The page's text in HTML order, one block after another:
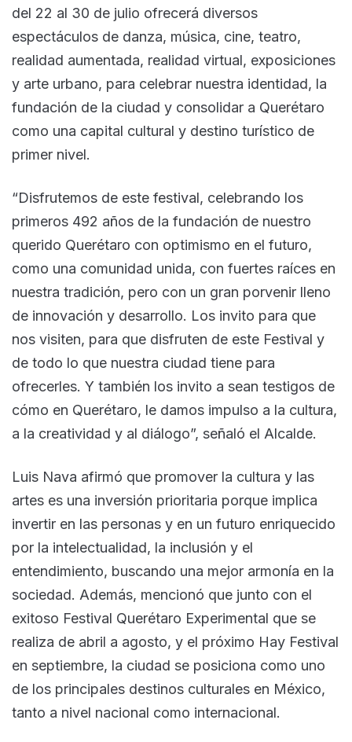
del 22 al 30 de julio ofrecerá diversos
espectáculos de danza, música, cine, teatro,
realidad aumentada, realidad virtual, exposiciones
y arte urbano, para celebrar nuestra identidad, la
fundación de la ciudad y consolidar a Querétaro
como una capital cultural y destino turístico de
primer nivel.
“Disfrutemos de este festival, celebrando los
primeros 492 años de la fundación de nuestro
querido Querétaro con optimismo en el futuro,
como una comunidad unida, con fuertes raíces en
nuestra tradición, pero con un gran porvenir lleno
de innovación y desarrollo. Los invito para que
nos visiten, para que disfruten de este Festival y
de todo lo que nuestra ciudad tiene para
ofrecerles. Y también los invito a sean testigos de
cómo en Querétaro, le damos impulso a la cultura,
a la creatividad y al diálogo”, señaló el Alcalde.
Luis Nava afirmó que promover la cultura y las
artes es una inversión prioritaria porque implica
invertir en las personas y en un futuro enriquecido
por la intelectualidad, la inclusión y el
entendimiento, buscando una mejor armonía en la
sociedad. Además, mencionó que junto con el
exitoso Festival Querétaro Experimental que se
realiza de abril a agosto, y el próximo Hay Festival
en septiembre, la ciudad se posiciona como uno
de los principales destinos culturales en México,
tanto a nivel nacional como internacional.